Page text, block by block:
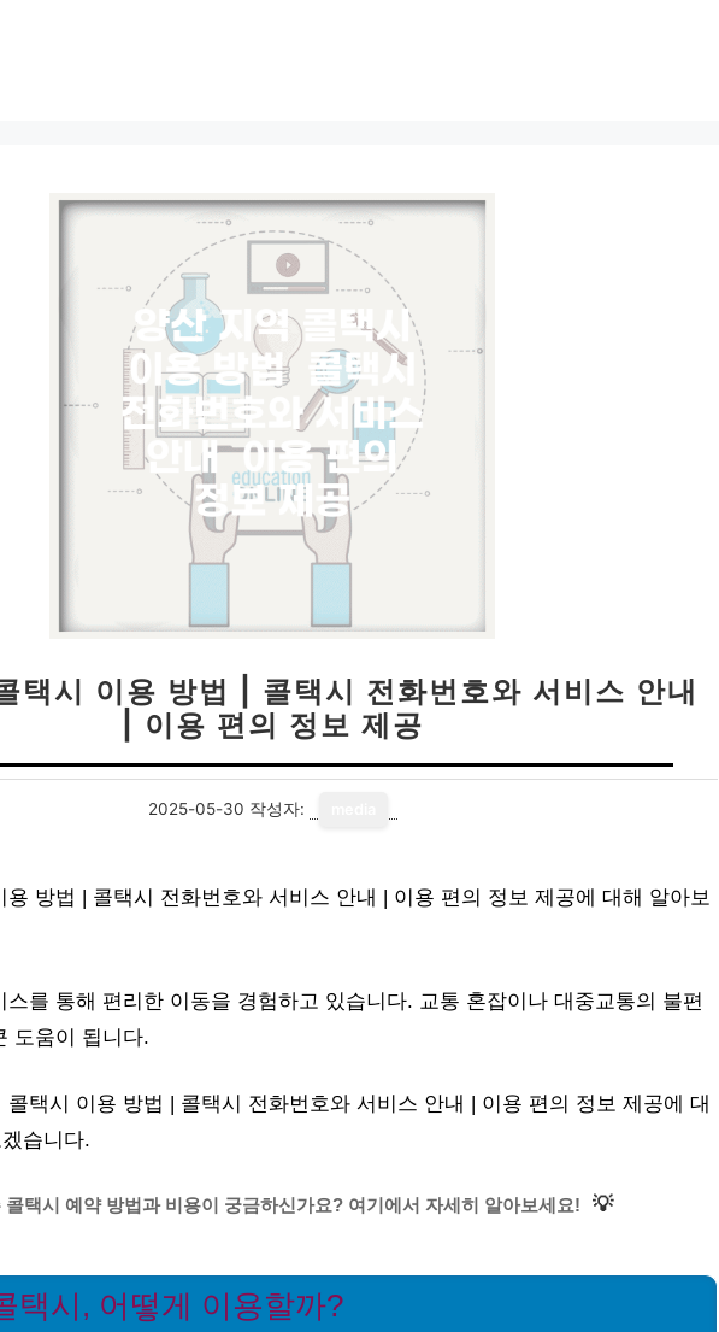
택시 이용 방법 | 콜택시 전화번호와 서비스 안내
| 이용 편의 정보 제공
2025-05-30 작성자:
용 방법 | 콜택시 전화번호와 서비스 안내 | 이용 편의 정보 제공에 대해 알아보
스를 통해 편리한 이동을 경험하고 있습니다. 교통 혼잡이나 대중교통의 불편
도움이 됩니다.
콜택시 이용 방법 | 콜택시 전화번호와 서비스 안내 | 이용 편의 정보 제공에 대
습니다.
콜택시 예약 방법과 비용이 궁금하신가요? 여기에서 자세히 알아보세요! 💡
택시, 어떻게 이용할까?